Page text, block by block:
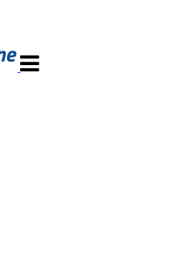
navigasjon